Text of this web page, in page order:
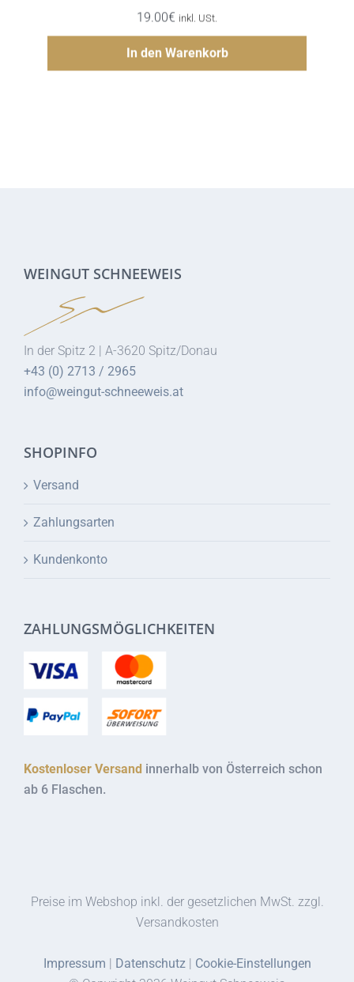
19.00€ inkl. USt.
In den Warenkorb
Hinzufügen
WEINGUT SCHNEEWEIS
In der Spitz 2 | A-3620 Spitz/Donau
+43 (0) 2713 / 2965
info@weingut-schneeweis.at
SHOPINFO
Versand
Zahlungsarten
Kundenkonto
ZAHLUNGSMÖGLICHKEITEN
Kostenloser Versand innerhalb von Österreich schon
ab 6 Flaschen.
Preise im Webshop inkl. der gesetzlichen MwSt. zzgl.
Versandkosten
Impressum Datenschutz| Cookie-Einstellungen